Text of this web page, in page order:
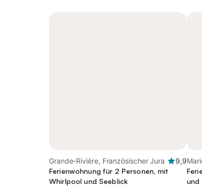
Grande-Rivière, Französischer Jura
9,9
Ferienwohnung für 2 Personen, mit
Whirlpool und Seeblick
und